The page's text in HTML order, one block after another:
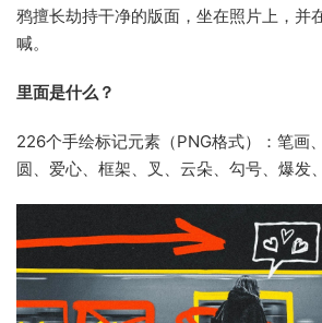
鸦擅长劫持干净的版面，坐在照片上，并
喊。
里面是什么？
226个手绘标记元素（PNG格式）：笔画
圆、爱心、框架、叉、云朵、勾号、爆发